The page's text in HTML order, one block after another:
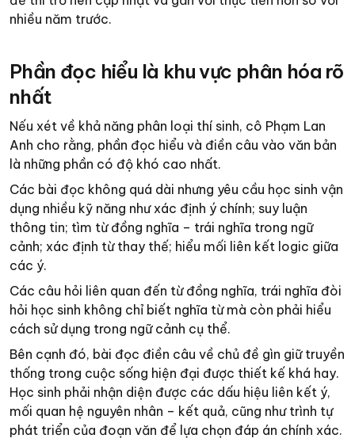
nhiều năm trước.
Phần đọc hiểu là khu vực phân hóa rõ
nhất
Nếu xét về khả năng phân loại thí sinh, cô Phạm Lan
Anh cho rằng, phần đọc hiểu và điền câu vào văn bản
là những phần có độ khó cao nhất.
Các bài đọc không quá dài nhưng yêu cầu học sinh vận
dụng nhiều kỹ năng như xác định ý chính; suy luận
thông tin; tìm từ đồng nghĩa – trái nghĩa trong ngữ
cảnh; xác định từ thay thế; hiểu mối liên kết logic giữa
các ý.
Các câu hỏi liên quan đến từ đồng nghĩa, trái nghĩa đòi
hỏi học sinh không chỉ biết nghĩa từ mà còn phải hiểu
cách sử dụng trong ngữ cảnh cụ thể.
Bên cạnh đó, bài đọc điền câu về chủ đề gìn giữ truyền
thống trong cuộc sống hiện đại được thiết kế khá hay.
Học sinh phải nhận diện được các dấu hiệu liên kết ý,
mối quan hệ nguyên nhân – kết quả, cũng như trình tự
phát triển của đoạn văn để lựa chọn đáp án chính xác.